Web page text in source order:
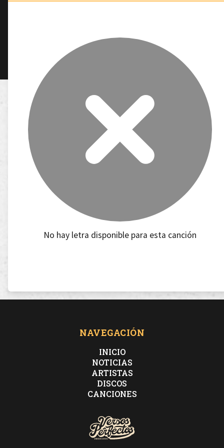
No hay letra disponible para esta canción
NAVEGACIÓN
INICIO
NOTICIAS
ARTISTAS
DISCOS
CANCIONES